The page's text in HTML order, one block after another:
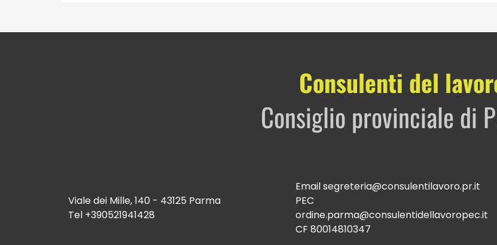
Consulenti del
Consiglio provinciale di
Viale dei Mille, 140 - 43125 Parma
Tel +390521941428
Emailsegreteria@consulentilavoro.pr.it
PEC
ordine.parma@consulentidellavoropec.it
CF 80014810347